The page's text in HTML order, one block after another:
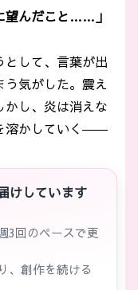
望んだこと……」
として、言葉が出
気がした。震え
かし、炎は消えな
溶かしていく――
けしています
3回のペースで更
、創作を続ける